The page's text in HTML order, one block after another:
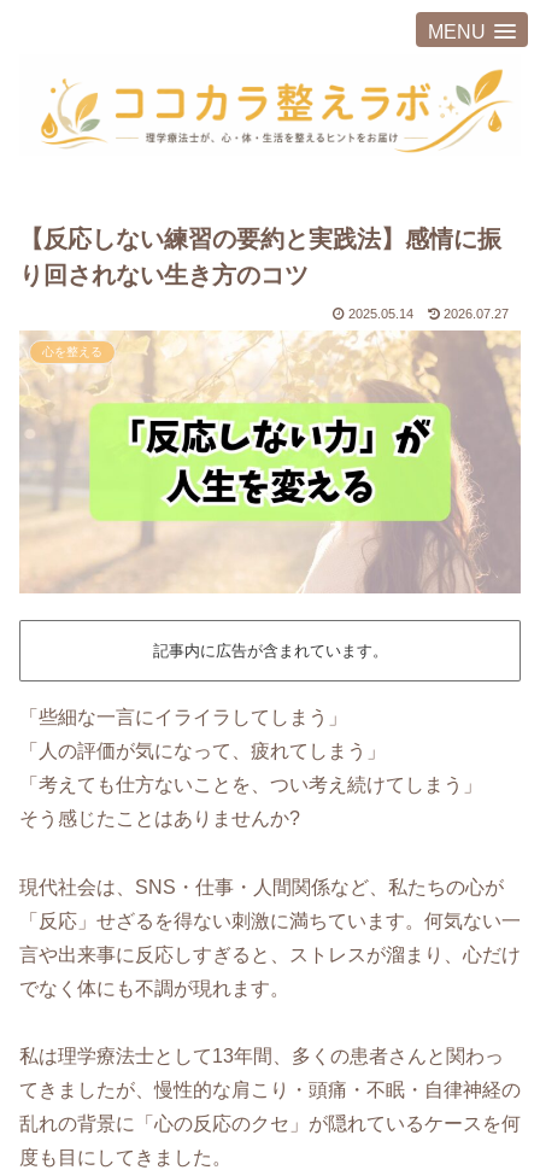
MENU
【反応しない練習の要約と実践法】感情に振
り回されない生き方のコツ
2025.05.14 2026.07.27
心を整える
記事内に広告が含まれています。
「些細な一言にイライラしてしまう」
「人の評価が気になって、疲れてしまう」
「考えても仕方ないことを、つい考え続けてしまう」
そう感じたことはありませんか?
現代社会は、SNS・仕事・人間関係など、私たちの心が
「反応」せざるを得ない刺激に満ちています。何気ない一
言や出来事に反応しすぎると、ストレスが溜まり、心だけ
でなく体にも不調が現れます。
私は理学療法士として13年間、多くの患者さんと関わっ
てきましたが、慢性的な肩こり・頭痛・不眠・自律神経の
乱れの背景に「心の反応のクセ」が隠れているケースを何
度も目にしてきました。